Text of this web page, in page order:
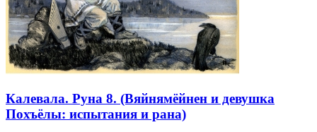
Калевала. Руна 8. (Вяйнямёйнен и девушка
Похъёлы: испытания и рана)